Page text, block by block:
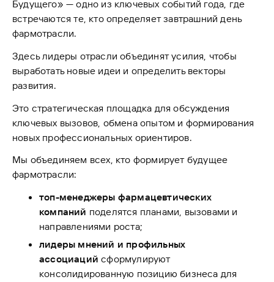
Будущего» — одно из ключевых событий года, где
встречаются те, кто определяет завтрашний день
фармотрасли.
Здесь лидеры отрасли объединят усилия, чтобы
выработать новые идеи и определить векторы
развития.
Это стратегическая площадка для обсуждения
ключевых вызовов, обмена опытом и формирования
новых профессиональных ориентиров.
Мы объединяем всех, кто формирует будущее
фармотрасли:
топ-менеджеры фармацевтических
компаний поделятся планами, вызовами и
направлениями роста;
лидеры мнений и профильных
ассоциаций сформулируют
консолидированную позицию бизнеса для